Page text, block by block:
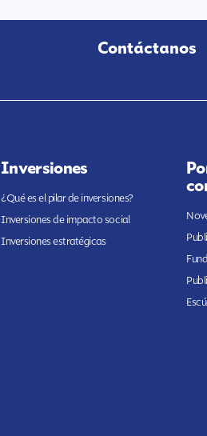
Contáctanos
Inversiones
¿Qué es el pilar de inversiones?
Inversiones de impacto social
Inversiones estratégicas